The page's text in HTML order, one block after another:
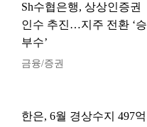
Sh수협은행, 상상인증권
인수 추진…지주 전환 ‘승
부수’
금융/증권
한은, 6월 경상수지 497억